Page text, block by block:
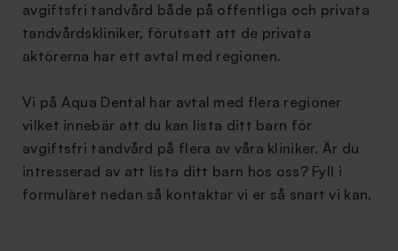
avgiftsfri tandvård både på offentliga och privata
tandvårdskliniker, förutsatt att de privata
aktörerna har ett avtal med regionen.
Vi på Aqua Dental har avtal med flera regioner
vilket innebär att du kan lista ditt barn för
avgiftsfri tandvård på flera av våra kliniker. Är du
intresserad av att lista ditt barn hos oss? Fyll i
formuläret nedan så kontaktar vi er så snart vi kan.